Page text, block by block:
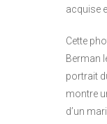
acquise
Cette
Berman
portrait
montre
d’un